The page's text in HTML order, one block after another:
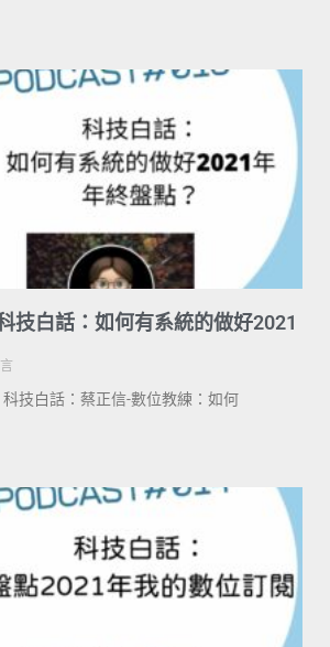
技白話：如何有系統的做好2021
技白話：蔡正信-數位教練：如何